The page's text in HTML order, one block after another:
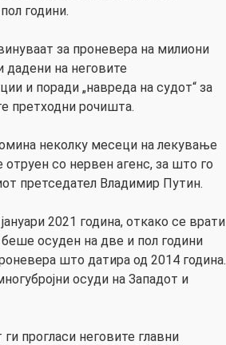
години.
за проневера на милиони
на неговите
и поради „навреда на судот“ за
претходни рочишта.
неколку месеци на лекување
со нервен агенс, за што го
претседател Владимир Путин.
2021 година, откако се врати
беше осуден на две и пол години
што датира од 2014 година.
осуди на Западот и
ги прогласи неговите главни